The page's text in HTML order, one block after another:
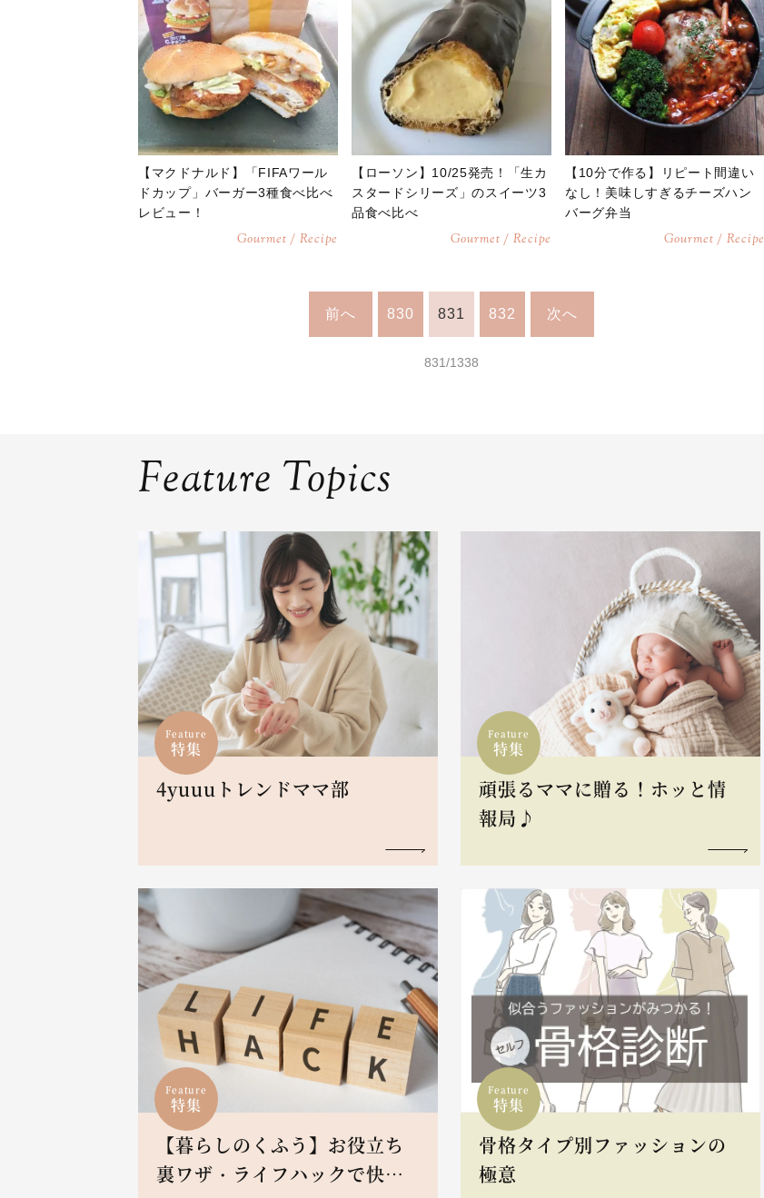
【マクドナルド】「FIFAワール
ドカップ」バーガー3種食べ比べ
レビュー！
Gourmet / Recipe
【ローソン】10/25発売！「生カ
スタードシリーズ」のスイーツ3
品食べ比べ
Gourmet / Recipe
【10分で作る】リピート間違い
なし！美味しすぎるチーズハン
バーグ弁当
Gourmet / Recipe
前へ 830 831 832 次へ
831/1338
Feature Topics
Feature
特集
4yuuuトレンドママ部
Feature
特集
頑張るママに贈る！ホッと情
報局♪
Feature
特集
【暮らしのくふう】お役立ち
裏ワザ・ライフハックで快適L
Feature
特集
骨格タイプ別ファッションの
極意